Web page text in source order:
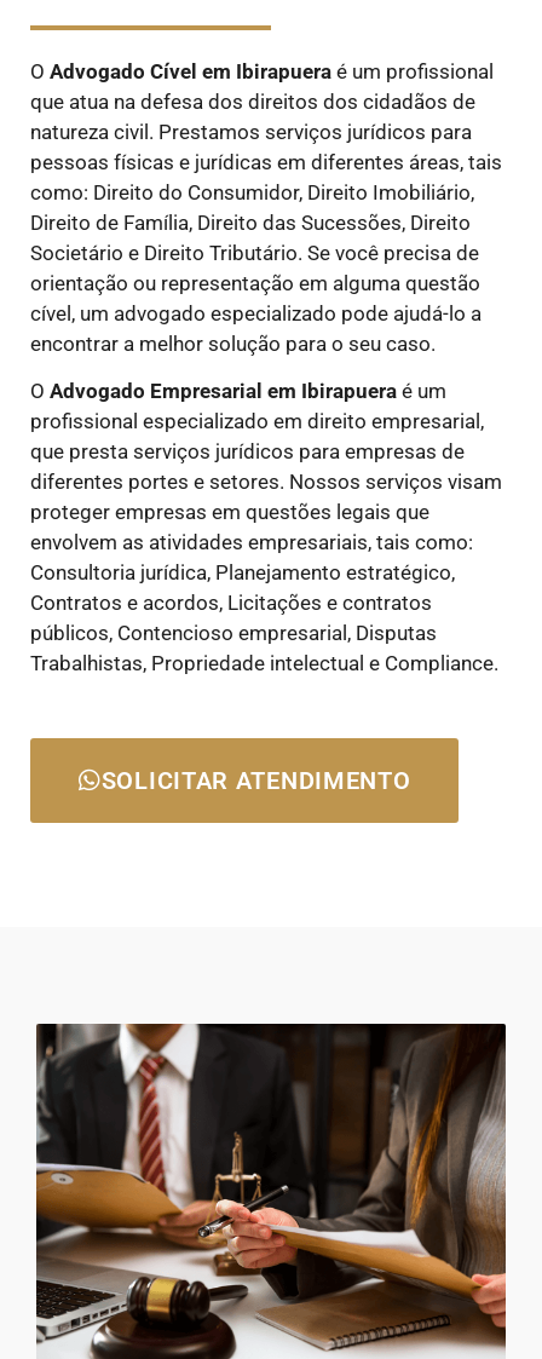
O Advogado Cível em Ibirapuera é um profissional
que atua na defesa dos direitos dos cidadãos de
natureza civil. Prestamos serviços jurídicos para
pessoas físicas e jurídicas em diferentes áreas, tais
como: Direito do Consumidor, Direito Imobiliário,
Direito de Família, Direito das Sucessões, Direito
Societário e Direito Tributário. Se você precisa de
orientação ou representação em alguma questão
cível, um advogado especializado pode ajudá-lo a
encontrar a melhor solução para o seu caso.
O Advogado Empresarial em Ibirapuera é um
profissional especializado em direito empresarial,
que presta serviços jurídicos para empresas de
diferentes portes e setores. Nossos serviços visam
proteger empresas em questões legais que
envolvem as atividades empresariais, tais como:
Consultoria jurídica, Planejamento estratégico,
Contratos e acordos, Licitações e contratos
públicos, Contencioso empresarial, Disputas
Trabalhistas, Propriedade intelectual e Compliance.
SOLICITAR ATENDIMENTO